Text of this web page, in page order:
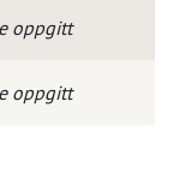
oppgitt
oppgitt